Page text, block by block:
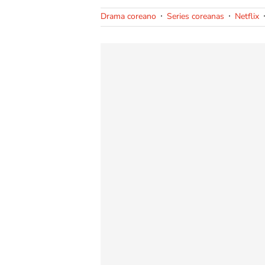
Drama coreano Series coreanas Netflix